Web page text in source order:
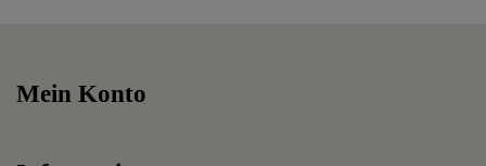
Mein Konto